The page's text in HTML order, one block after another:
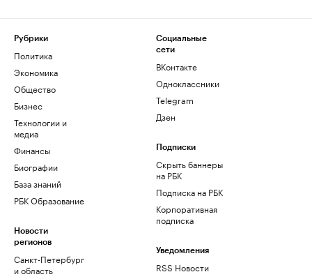
Рубрики
Политика
Экономика
Общество
Бизнес
Технологии и
медиа
Финансы
Биографии
База знаний
РБК Образование
Новости
регионов
Санкт-Петербург
и область
Социальные
сети
ВКонтакте
Одноклассники
Telegram
Дзен
Подписки
Скрыть баннеры
на РБК
Подписка на РБК
Корпоративная
подписка
Уведомления
RSS Новости